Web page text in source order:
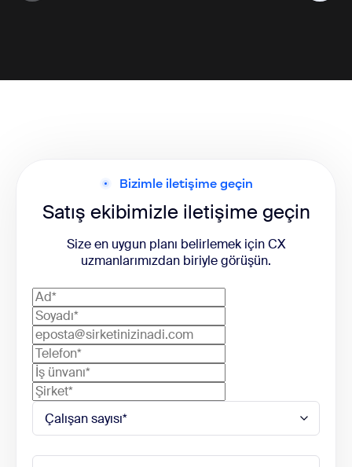
Bizimle iletişime geçin
Satış ekibimizle iletişime geçin
Size en uygun planı belirlemek için CX
uzmanlarımızdan biriyle görüşün.